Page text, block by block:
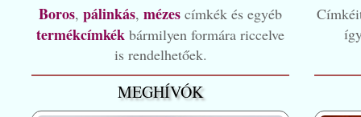
Boros, pálinkás, mézes címkék és egyéb
termékcímkék bármilyen formára riccelve
is rendelhetőek.
MEGHÍVÓK